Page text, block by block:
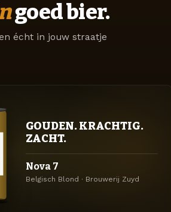
goed bier.
écht in jouw straatje
GOUDEN. KRACHTIG.
ZACHT.
Nova 7
Belgisch Blond · Brouwerij Zuyd